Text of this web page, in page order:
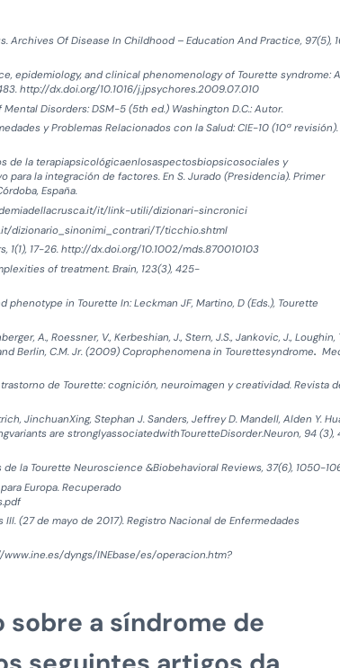
Archives Of Disease In Childhood – Education And Practice, 97(5),
epidemiology, and clinical phenomenology of Tourette syndrome: A
http://dx.doi.org/10.1016/j.jpsychores.2009.07.010
Disorders: DSM-5 (5th ed.) Washington D.C.: Autor.
y Problemas Relacionados con la Salud: CIE-10 (10ª revisión).
de la terapiapsicológicaenlosaspectosbiopsicosociales y
la integración de factores. En S. Jurado (Presidencia). Primer
España.
it/link-utili/dizionari-sincronici
dizionario_sinonimi_contrari/T/ticchio.shtml
1(1), 17-26. http://dx.doi.org/10.1002/mds.870010103
of treatment. Brain, 123(3), 425-
in Tourette In: Leckman JF, Martino, D (Eds.), Tourette
A., Roessner, V., Kerbeshian, J., Stern, J.S., Jankovic, J., Loughin,
and Berlin, C.M. Jr. (2009) Coprophenomena in Tourettesyndrome.
de Tourette: cognición, neuroimagen y creatividad. Revista
JinchuanXing, Stephan J. Sanders, Jeffrey D. Mandell, Alden Y.
are stronglyassociatedwithTouretteDisorder.Neuron, 94 (3),
la Tourette Neuroscience &Biobehavioral Reviews, 37(6), 1050-
Europa. Recuperado
(27 de mayo de 2017). Registro Nacional de Enfermedades
dyngs/INEbase/es/operacion.htm?
sobre a síndrome de